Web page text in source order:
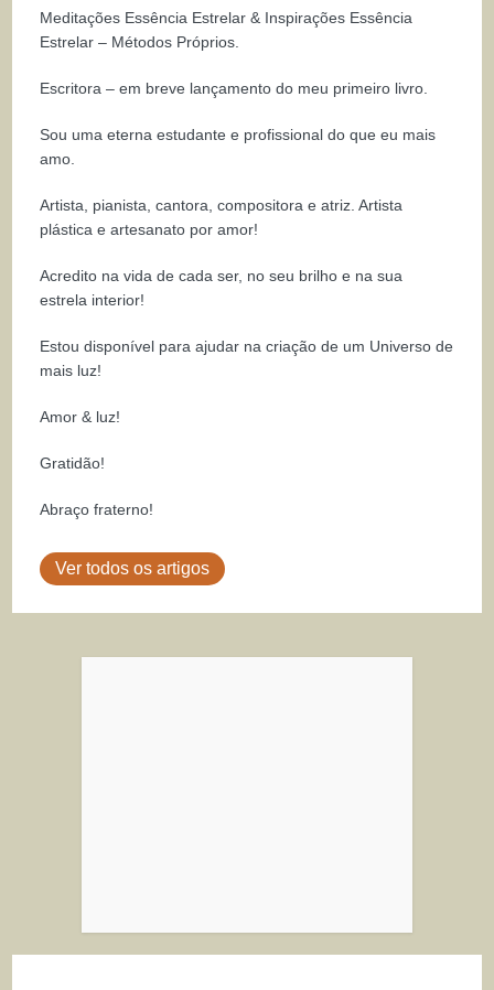
Meditações Essência Estrelar & Inspirações Essência
Estrelar – Métodos Próprios.
Escritora – em breve lançamento do meu primeiro livro.
Sou uma eterna estudante e profissional do que eu mais
amo.
Artista, pianista, cantora, compositora e atriz. Artista
plástica e artesanato por amor!
Acredito na vida de cada ser, no seu brilho e na sua
estrela interior!
Estou disponível para ajudar na criação de um Universo de
mais luz!
Amor & luz!
Gratidão!
Abraço fraterno!
Ver todos os artigos